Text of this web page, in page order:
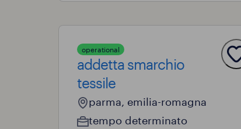
operational
addetta smarchio
tessile
parma, emilia-romagna
tempo determinato